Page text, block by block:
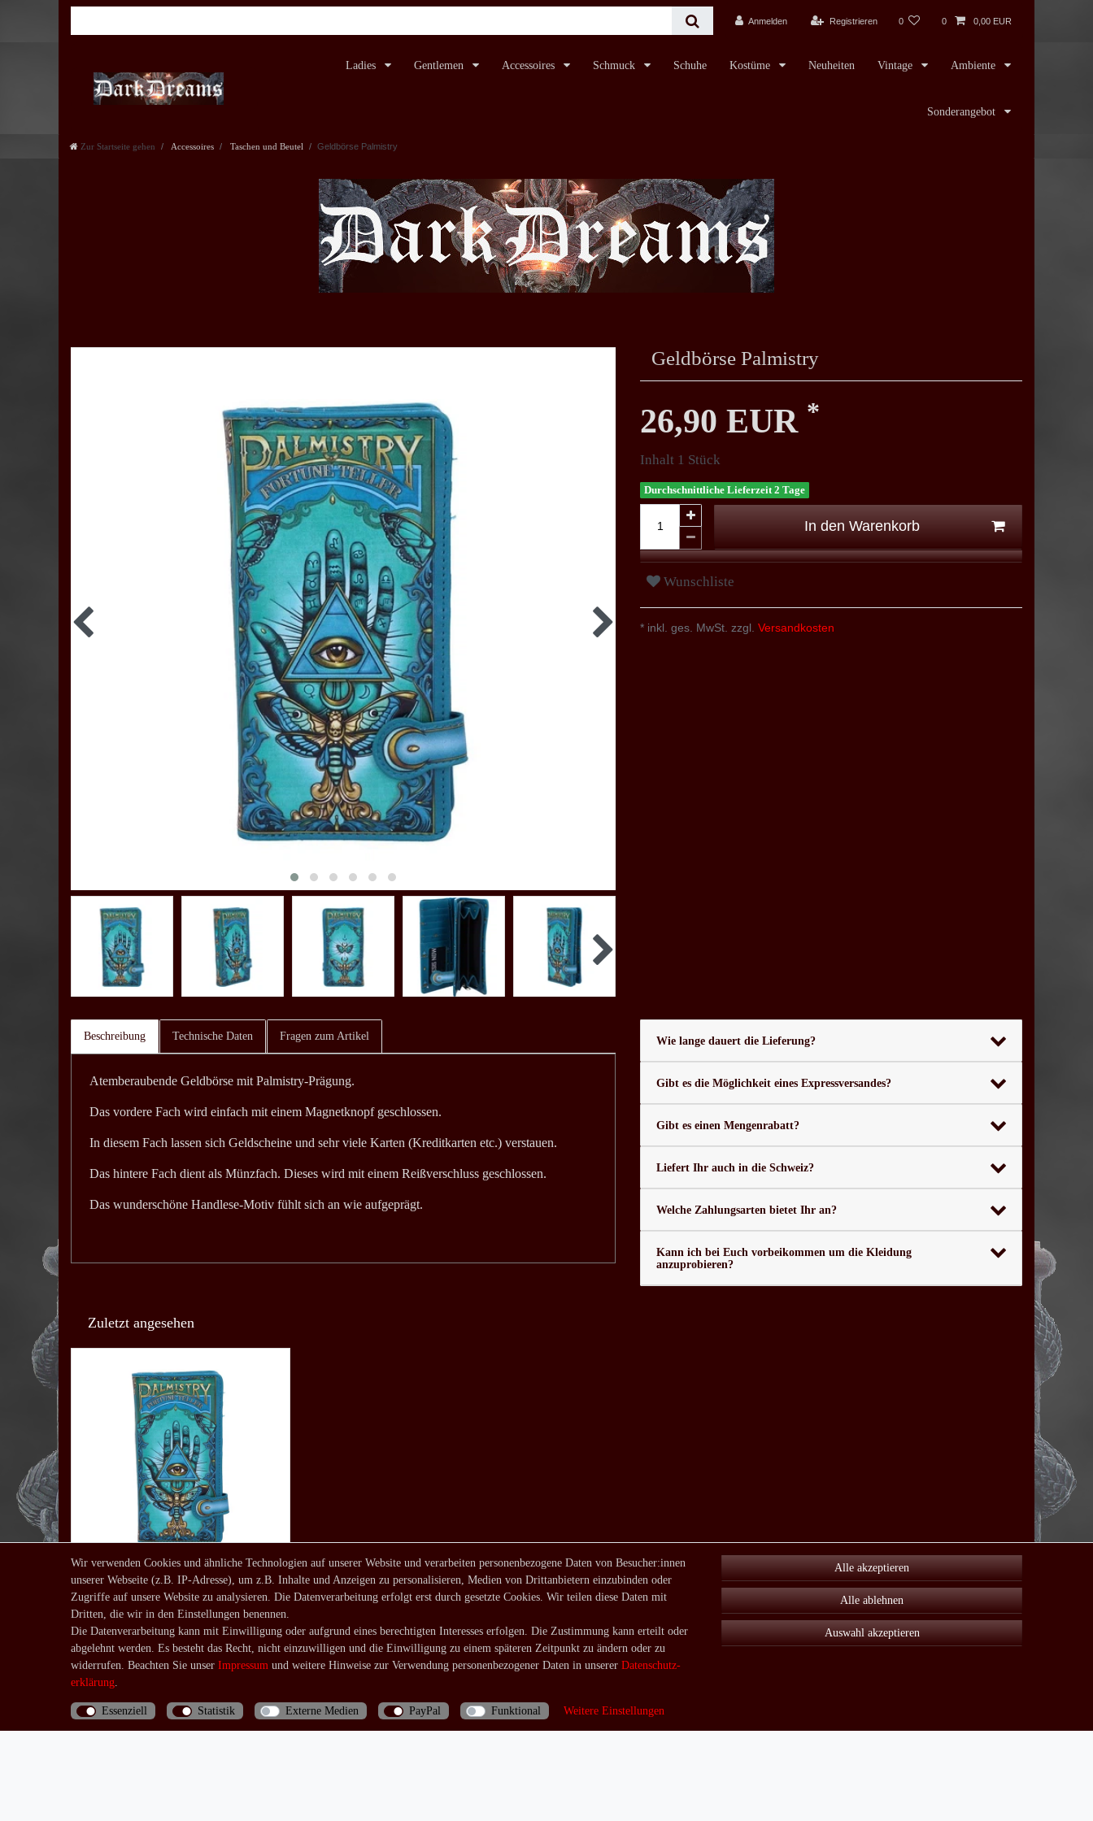
Anmelden Registrieren 0 0 0,00 EUR
Ladies Gentlemen Accessoires Schmuck Schuhe Kostüme Neuheiten Vintage Ambiente
Sonderangebot
Zur Startseite gehen Accessoires Taschen und Beutel Geldbörse Palmistry
Geldbörse Palmistry
26,90 EUR *
Inhalt 1 Stück
Durchschnittliche Lieferzeit 2 Tage
In den Warenkorb
Wunschliste
* inkl. ges. MwSt. zzgl. Versandkosten
Beschreibung Technische Daten Fragen zum Artikel
Atemberaubende Geldbörse mit Palmistry-Prägung.
Das vordere Fach wird einfach mit einem Magnetknopf geschlossen.
In diesem Fach lassen sich Geldscheine und sehr viele Karten (Kreditkarten etc.) verstauen.
Das hintere Fach dient als Münzfach. Dieses wird mit einem Reißverschluss geschlossen.
Das wunderschöne Handlese-Motiv fühlt sich an wie aufgeprägt.
Wie lange dauert die Lieferung?
Gibt es die Möglichkeit eines Expressversandes?
Gibt es einen Mengenrabatt?
Liefert Ihr auch in die Schweiz?
Welche Zahlungsarten bietet Ihr an?
Kann ich bei Euch vorbeikommen um die Kleidung
anzuprobieren?
Zuletzt angesehen
Geldbörse Palmistry
26,90 € *
*inkl. ges. MwSt.zzgl.
Versandkosten
Wir verwenden Cookies und ähnliche Technologien auf unserer Website und verarbeiten personenbezogene Daten von Besucher:innen
unserer Webseite (z.B. IP-Adresse), um z.B. Inhalte und Anzeigen zu personalisieren, Medien von Drittanbietern einzubinden oder
Zugriffe auf unsere Website zu analysieren. Die Datenverarbeitung erfolgt erst durch gesetzte Cookies. Wir teilen diese Daten mit
Dritten, die wir in den Einstellungen benennen.
Die Datenverarbeitung kann mit Einwilligung oder aufgrund eines berechtigten Interesses erfolgen. Die Zustimmung kann erteilt oder
abgelehnt werden. Es besteht das Recht, nicht einzuwilligen und die Einwilligung zu einem späteren Zeitpunkt zu ändern oder zu
widerrufen. Beachten Sie unser Impressum und weitere Hinweise zur Verwendung personenbezogener Daten in unserer Daten­schutz­
erklärung.
Essenziell Statistik Externe Medien PayPal Funktional Weitere Einstellungen
Alle akzeptieren
Alle ablehnen
Auswahl akzeptieren